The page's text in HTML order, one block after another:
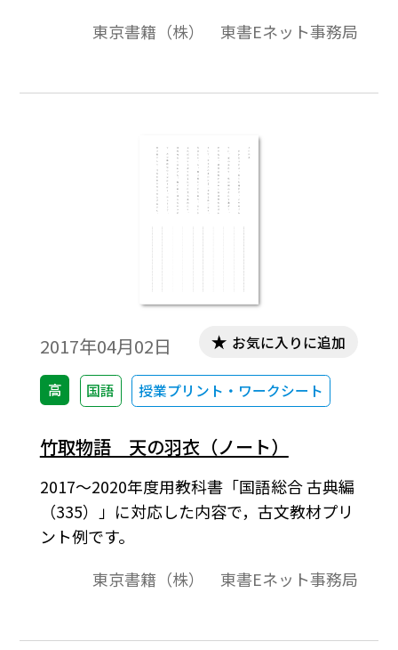
東京書籍（株） 東書Eネット事務局
2017年04月02日
高 国語 授業プリント・ワークシート
お気に入りに追加
竹取物語 天の羽衣（ノート）
2017～2020年度用教科書「国語総合 古典編
（335）」に対応した内容で，古文教材プリ
ント例です。
東京書籍（株） 東書Eネット事務局